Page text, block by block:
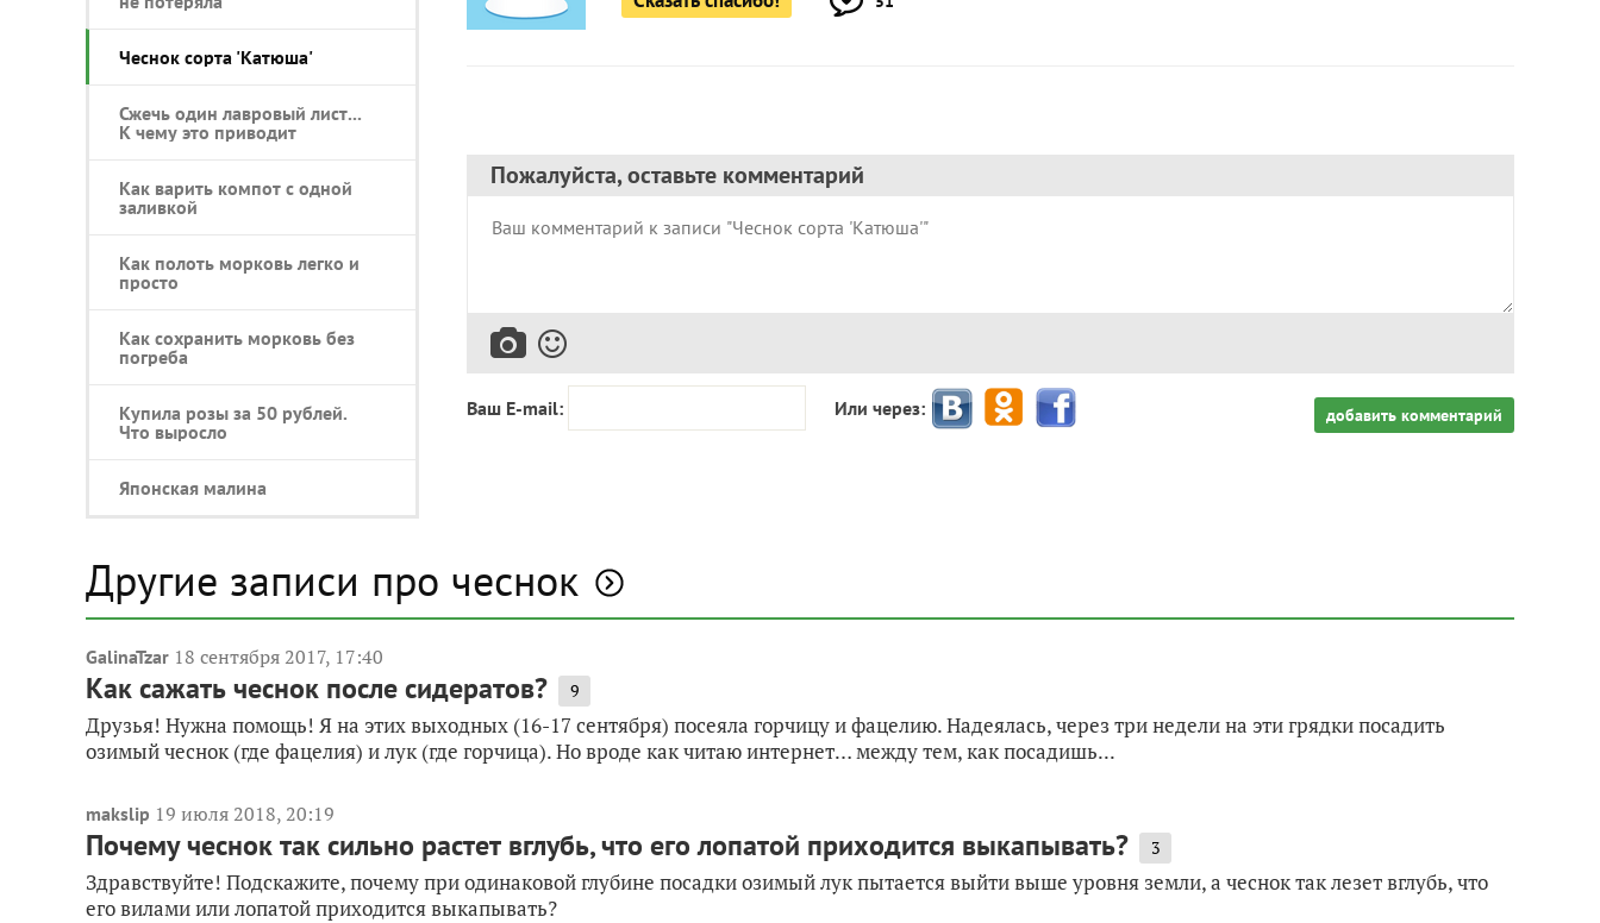
Чеснок сорта 'Катюша'
Сжечь один лавровый лист...
К чему это приводит
Как варить компот с одной
заливкой
Как полоть морковь легко и
просто
Как сохранить морковь без
погреба
Купила розы за 50 рублей.
Что выросло
Японская малина
Пожалуйста, оставьте комментарий
Ваш E-mail: Или через: добавить комментарий
Другие записи про чеснок
GalinaTzar 18 сентября 2017, 17:40
Как сажать чеснок после сидератов? 9
Друзья! Нужна помощь! Я на этих выходных (16-17 сентября) посеяла горчицу и фацелию. Надеялась, через три недели на эти грядки посадить
озимый чеснок (где фацелия) и лук (где горчица). Но вроде как читаю интернет… между тем, как посадишь...
makslip 19 июля 2018, 20:19
Почему чеснок так сильно растет вглубь, что его лопатой приходится выкапывать? 3
Здравствуйте! Подскажите, почему при одинаковой глубине посадки озимый лук пытается выйти выше уровня земли, а чеснок так лезет вглубь, что
его вилами или лопатой приходится выкапывать?